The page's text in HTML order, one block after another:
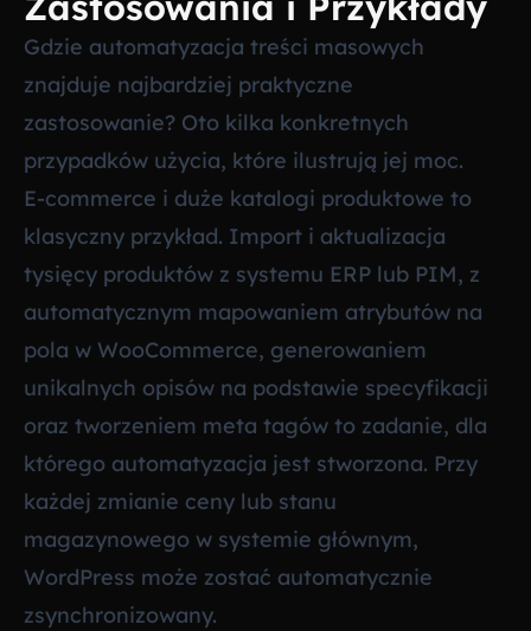
Gdzie automatyzacja treści masowych
znajduje najbardziej praktyczne
zastosowanie? Oto kilka konkretnych
przypadków użycia, które ilustrują jej moc.
E-commerce i duże katalogi produktowe to
klasyczny przykład. Import i aktualizacja
tysięcy produktów z systemu ERP lub PIM, z
automatycznym mapowaniem atrybutów na
pola w WooCommerce, generowaniem
unikalnych opisów na podstawie specyfikacji
oraz tworzeniem meta tagów to zadanie, dla
którego automatyzacja jest stworzona. Przy
każdej zmianie ceny lub stanu
magazynowego w systemie głównym,
WordPress może zostać automatycznie
zsynchronizowany.